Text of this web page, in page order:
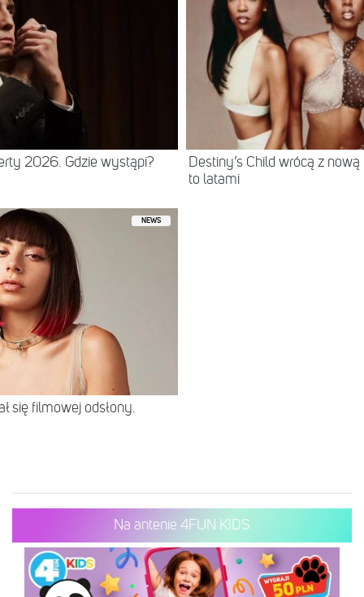
2026. Gdzie wystąpi?
Destiny’s Child wrócą z
to latami
NEWS
się filmowej odsłony.
Na antenie 4FUN KIDS